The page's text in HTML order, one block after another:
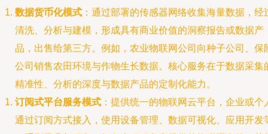
数据货币化模式 ：通过部署的传感器网络收集海量数据，经
清洗、分析与建模，形成具有商业价值的洞察报告或数据产
品，出售给第三方。例如，农业物联网公司向种子公司、保
公司销售农田环境与作物生长数据。核心服务在于数据采集
精准性、分析的深度与数据产品的定制化能力。
订阅式平台服务模式 ：提供统一的物联网云平台，企业或个
通过订阅方式接入，使用设备管理、数据可视化、应用开发